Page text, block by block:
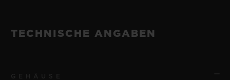
TECHNISCHE ANGABEN